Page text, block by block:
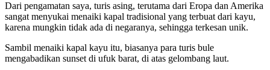
Dari pengamatan saya, turis asing, terutama dari Eropa dan Amerika
sangat menyukai menaiki kapal tradisional yang terbuat dari kayu,
karena mungkin tidak ada di negaranya, sehingga terkesan unik.
Sambil menaiki kapal kayu itu, biasanya para turis bule
mengabadikan sunset di ufuk barat, di atas gelombang laut.